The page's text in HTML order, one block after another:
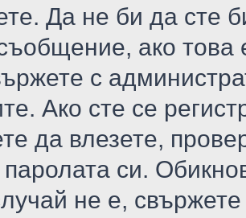
Да не би да сте
ако това
с
Ако сте се
да влезете,
си.
не е,